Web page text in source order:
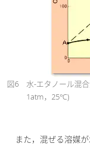
図6 水-エタノール混
1atm，25℃)
また，混ぜる溶媒